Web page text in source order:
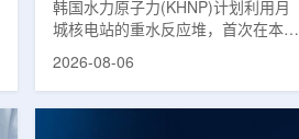
韩国水力原子力(KHNP)计划利用月
城核电站的重水反应堆，首次在本土
生产用于癌症治疗的放射性同位素
2026-08-06